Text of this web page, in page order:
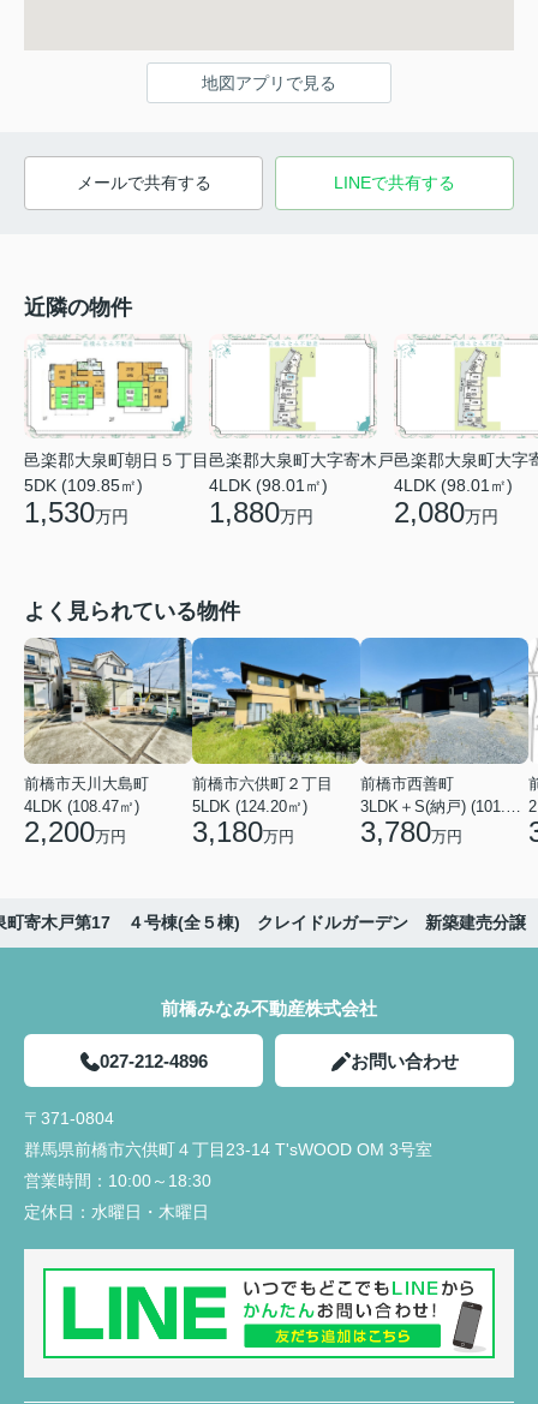
地図アプリで見る
メールで共有する LINEで共有する
近隣の物件
邑楽郡大泉町朝日５丁目
5DK (109.85㎡)
1,530万円
邑楽郡大泉町大字寄木戸
4LDK (98.01㎡)
1,880万円
邑楽郡大泉町大字
4LDK (98.01㎡)
2,080万円
よく見られている物件
前橋市天川大島町
4LDK (108.47㎡)
2,200万円
前橋市六供町２丁目
5LDK (124.20㎡)
3,180万円
前橋市西善町
3,780万円
町寄木戸第17 ４号棟(全５棟) クレイドルガーデン 新築建売分譲
前橋みなみ不動産株式会社
027-212-4896 お問い合わせ
〒371-0804
群馬県前橋市六供町４丁目23‐14 T'sWOOD OM 3号室
営業時間： 10:00～18:30
定休日： 水曜日・木曜日